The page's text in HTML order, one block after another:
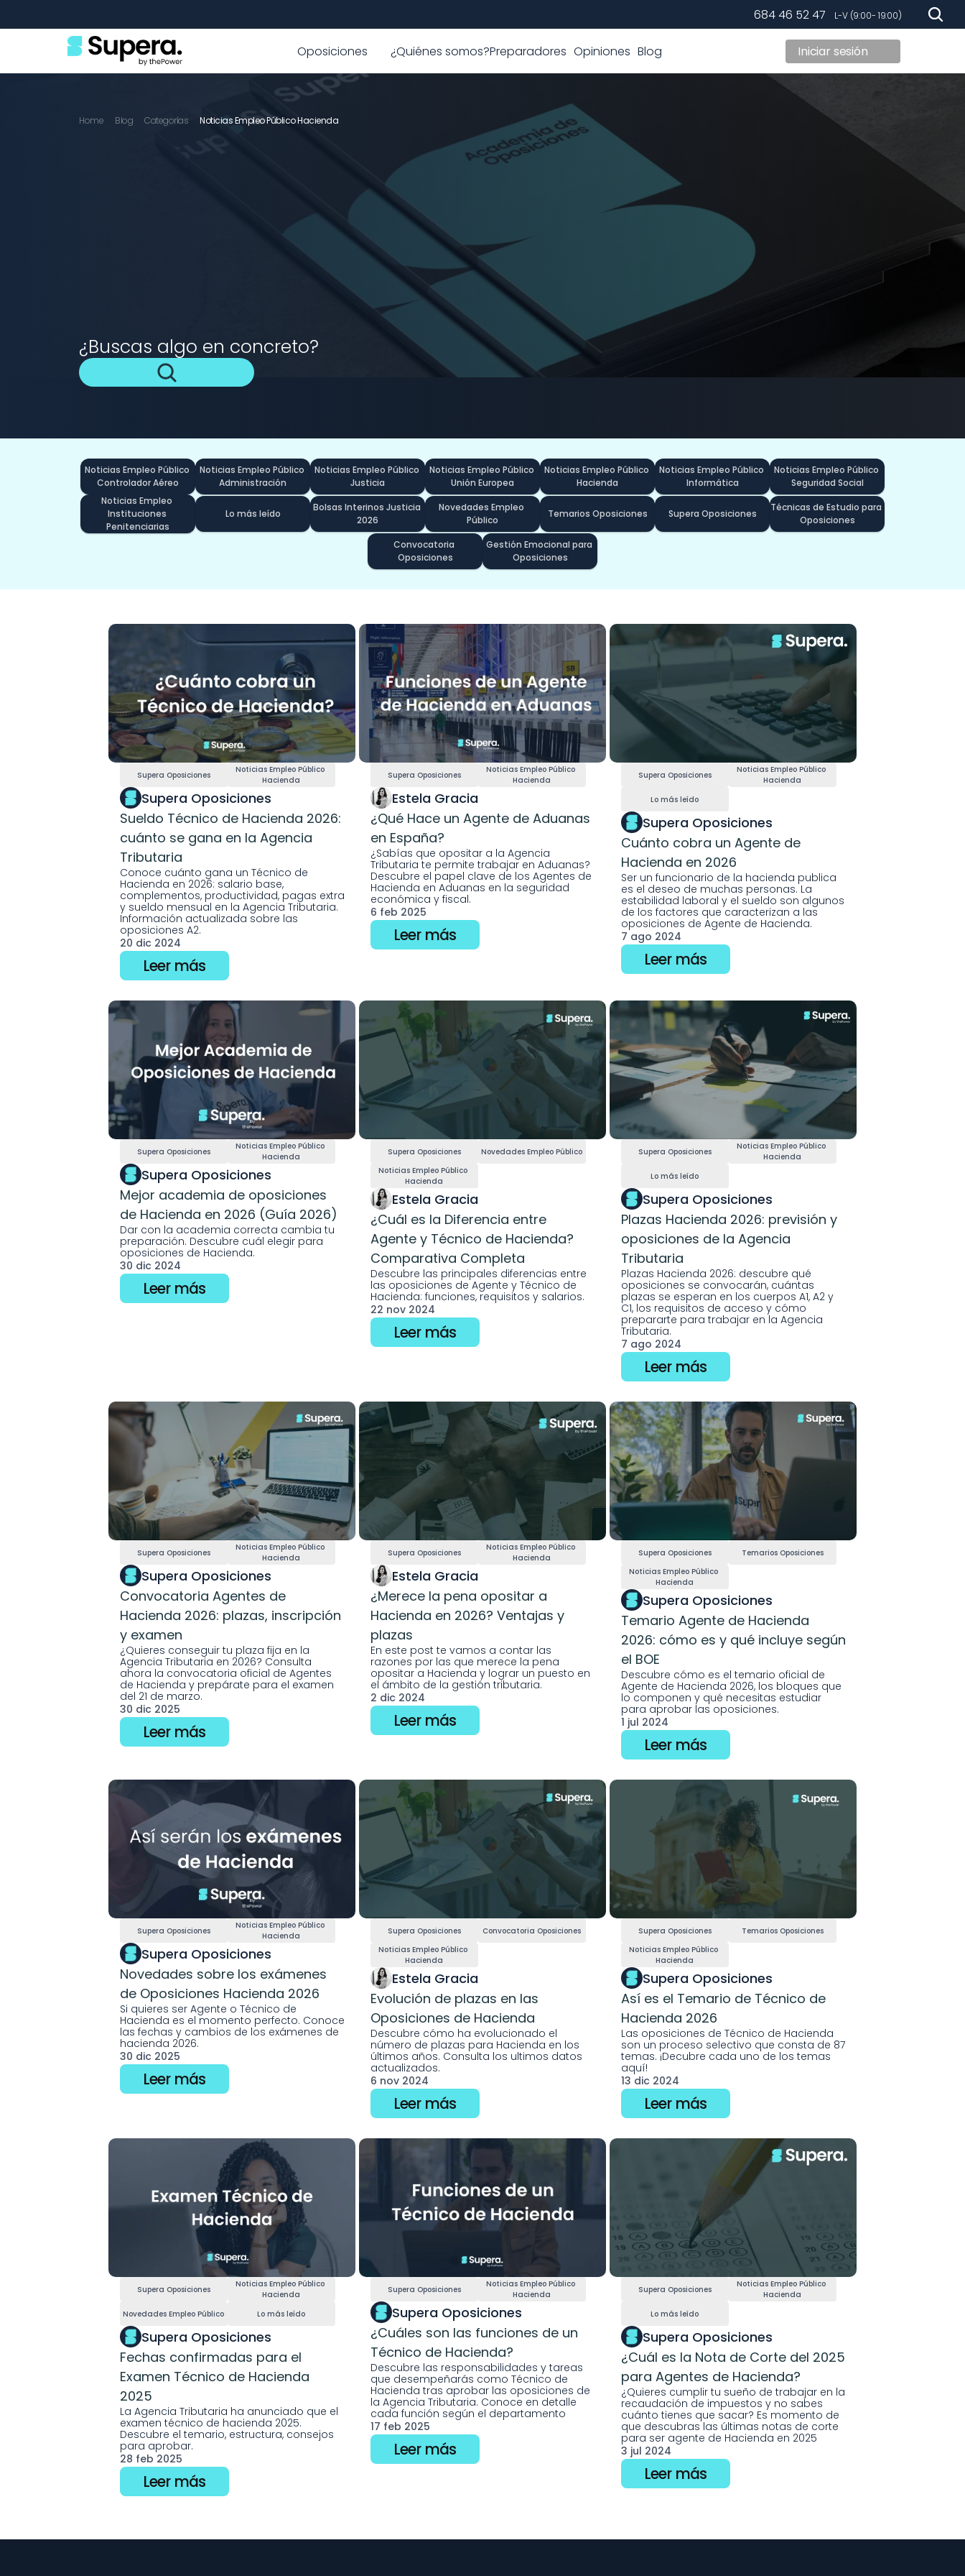
684 46 52 47
   L-V (9:00- 19:00)
Oposiciones ¿Quiénes somos?Preparadores Opiniones Blog Iniciar sesión
Home Blog Categorías Noticias Empleo Público Hacienda
Noticias Empleo Público
Consulta las ofertas de empleo público para Agentes y Técnicos de Hacienda, con información
actualizada sobre requisitos, fechas de examen y plazas disponibles. Conoce cambios en los temarios y
procesos selectivos para preparar tu oposición con éxito.
¿Buscas algo en concreto?
Noticias Empleo Público
Controlador Aéreo
Noticias Empleo Público
Administración
Noticias Empleo Público
Justicia
Noticias Empleo Público
Unión Europea
Noticias Empleo Público
Hacienda
Noticias Empleo Público
Informática
Noticias Empleo Público
Seguridad Social
Noticias Empleo
Instituciones
Penitenciarias
Lo más leído
Bolsas Interinos Justicia
2026
Novedades Empleo
Público
Temarios Oposiciones Supera Oposiciones
Técnicas de Estudio para
Oposiciones
Convocatoria
Oposiciones
Gestión Emocional para
Oposiciones
Supera Oposiciones
Noticias Empleo Público
Hacienda
Supera Oposiciones
Sueldo Técnico de Hacienda 2026:
cuánto se gana en la Agencia
Tributaria
Conoce cuánto gana un Técnico de
Hacienda en 2026: salario base,
complementos, productividad, pagas extra
y sueldo mensual en la Agencia Tributaria.
Información actualizada sobre las
oposiciones A2.
20 dic 2024
Leer más
Supera Oposiciones
Noticias Empleo Público
Hacienda
Estela Gracia
¿Qué Hace un Agente de Aduanas
en España?
¿Sabías que opositar a la Agencia
Tributaria te permite trabajar en Aduanas?
Descubre el papel clave de los Agentes de
Hacienda en Aduanas en la seguridad
económica y fiscal.
6 feb 2025
Leer más
Supera Oposiciones
Noticias Empleo Público
Hacienda
Lo más leído
Supera Oposiciones
Cuánto cobra un Agente de
Hacienda en 2026
Ser un funcionario de la hacienda publica
es el deseo de muchas personas. La
estabilidad laboral y el sueldo son algunos
de los factores que caracterizan a las
oposiciones de Agente de Hacienda.
7 ago 2024
Leer más
Supera Oposiciones
Noticias Empleo Público
Hacienda
Supera Oposiciones
Mejor academia de oposiciones
de Hacienda en 2026 (Guía 2026)
Dar con la academia correcta cambia tu
preparación. Descubre cuál elegir para
oposiciones de Hacienda.
30 dic 2024
Leer más
Supera Oposiciones
Novedades Empleo Público
Noticias Empleo Público
Hacienda
Estela Gracia
¿Cuál es la Diferencia entre
Agente y Técnico de Hacienda?
Comparativa Completa
Descubre las principales diferencias entre
las oposiciones de Agente y Técnico de
Hacienda: funciones, requisitos y salarios.
22 nov 2024
Leer más
Supera Oposiciones
Noticias Empleo Público
Hacienda
Lo más leído
Supera Oposiciones
Plazas Hacienda 2026: previsión y
oposiciones de la Agencia
Tributaria
Plazas Hacienda 2026: descubre qué
oposiciones se convocarán, cuántas
plazas se esperan en los cuerpos A1, A2 y
C1, los requisitos de acceso y cómo
prepararte para trabajar en la Agencia
Tributaria.
7 ago 2024
Leer más
Supera Oposiciones
Noticias Empleo Público
Hacienda
Supera Oposiciones
Convocatoria Agentes de
Hacienda 2026: plazas, inscripción
y examen
¿Quieres conseguir tu plaza fija en la
Agencia Tributaria en 2026? Consulta
ahora la convocatoria oficial de Agentes
de Hacienda y prepárate para el examen
del 21 de marzo.
30 dic 2025
Leer más
Supera Oposiciones
Noticias Empleo Público
Hacienda
Estela Gracia
¿Merece la pena opositar a
Hacienda en 2026? Ventajas y
plazas
En este post te vamos a contar las
razones por las que merece la pena
opositar a Hacienda y lograr un puesto en
el ámbito de la gestión tributaria.
2 dic 2024
Leer más
Supera Oposiciones
Temarios Oposiciones
Noticias Empleo Público
Hacienda
Supera Oposiciones
Temario Agente de Hacienda
2026: cómo es y qué incluye según
el BOE
Descubre cómo es el temario oficial de
Agente de Hacienda 2026, los bloques que
lo componen y qué necesitas estudiar
para aprobar las oposiciones.
1 jul 2024
Leer más
Supera Oposiciones
Noticias Empleo Público
Hacienda
Supera Oposiciones
Novedades sobre los exámenes
de Oposiciones Hacienda 2026
Si quieres ser Agente o Técnico de
Hacienda es el momento perfecto. Conoce
las fechas y cambios de los exámenes de
hacienda 2026.
30 dic 2025
Leer más
Supera Oposiciones
Convocatoria Oposiciones
Noticias Empleo Público
Hacienda
Estela Gracia
Evolución de plazas en las
Oposiciones de Hacienda
Descubre cómo ha evolucionado el
número de plazas para Hacienda en los
últimos años. Consulta los ultimos datos
6 nov 2024
Leer más
Supera Oposiciones
Temarios Oposiciones
Noticias Empleo Público
Hacienda
Supera Oposiciones
Así es el Temario de Técnico de
Hacienda 2026
Las oposiciones de Técnico de Hacienda
son un proceso selectivo que consta de 87
temas. ¡Decubre cada uno de los temas
aquí!
13 dic 2024
Leer más
Supera Oposiciones
Noticias Empleo Público
Hacienda
Novedades Empleo Público
Lo más leído
Supera Oposiciones
Fechas confirmadas para el
Examen Técnico de Hacienda
2025
La Agencia Tributaria ha anunciado que el
examen técnico de hacienda 2025.
Descubre el temario, estructura, consejos
para aprobar.
28 feb 2025
Leer más
Supera Oposiciones
Noticias Empleo Público
Hacienda
Supera Oposiciones
¿Cuáles son las funciones de un
Técnico de Hacienda?
Descubre las responsabilidades y tareas
que desempeñarás como Técnico de
Hacienda tras aprobar las oposiciones de
la Agencia Tributaria. Conoce en detalle
cada función según el departamento
17 feb 2025
Leer más
Supera Oposiciones
Noticias Empleo Público
Hacienda
Lo más leído
Supera Oposiciones
¿Cuál es la Nota de Corte del 2025
para Agentes de Hacienda?
¿Quieres cumplir tu sueño de trabajar en la
recaudación de impuestos y no sabes
cuánto tienes que sacar? Es momento de
que descubras las últimas notas de corte
para ser agente de Hacienda en 2025
3 jul 2024
Leer más